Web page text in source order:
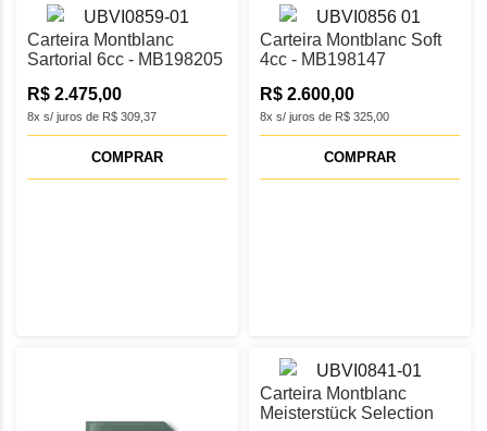
Carteira Montblanc
Sartorial 6cc - MB198205
8x s/ juros de R$ 309,37
R$ 2.475,00
COMPRAR
Carteira Montblanc Soft
4cc - MB198147
8x s/ juros de R$ 325,00
R$ 2.600,00
COMPRAR
Carteira Montblanc
Meisterstück Selection